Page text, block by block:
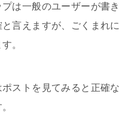
プは一般のユーザーが書
言えますが、ごくまれ
。
ポストを見てみると正確